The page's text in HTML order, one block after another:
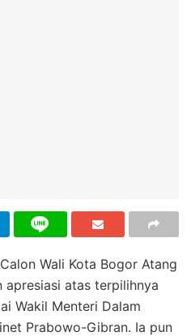
Calon Wali Kota Bogor Atang
apresiasi atas terpilihnya
Wakil Menteri Dalam
Prabowo-Gibran. Ia pun